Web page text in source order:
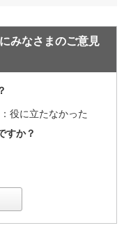
みなさまのご意見
役に立たなかった
すか？